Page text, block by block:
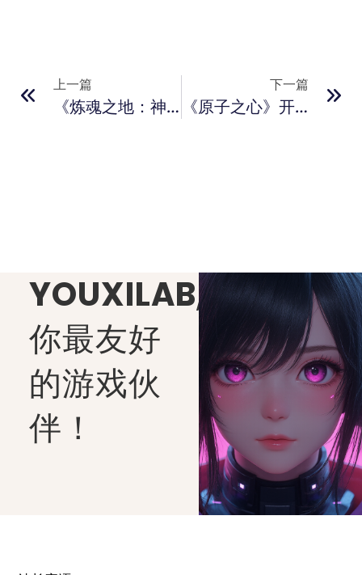
上一篇
《炼魂之地：神偶剧院》预告公布 2025年登陆多平台
下一篇
《原子之心》开发商新作《The Cube》正式公开！
YOUXILAB,
你最友好
的游戏伙
伴！